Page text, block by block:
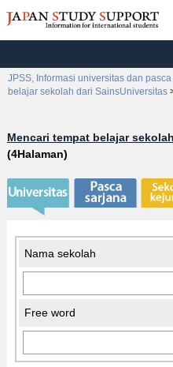
JPSS, Informasi universitas dan
belajar sekolah dari SainsUniversitas
Mencari tempat belajar
(4Halaman)
Nama sekolah
Free word